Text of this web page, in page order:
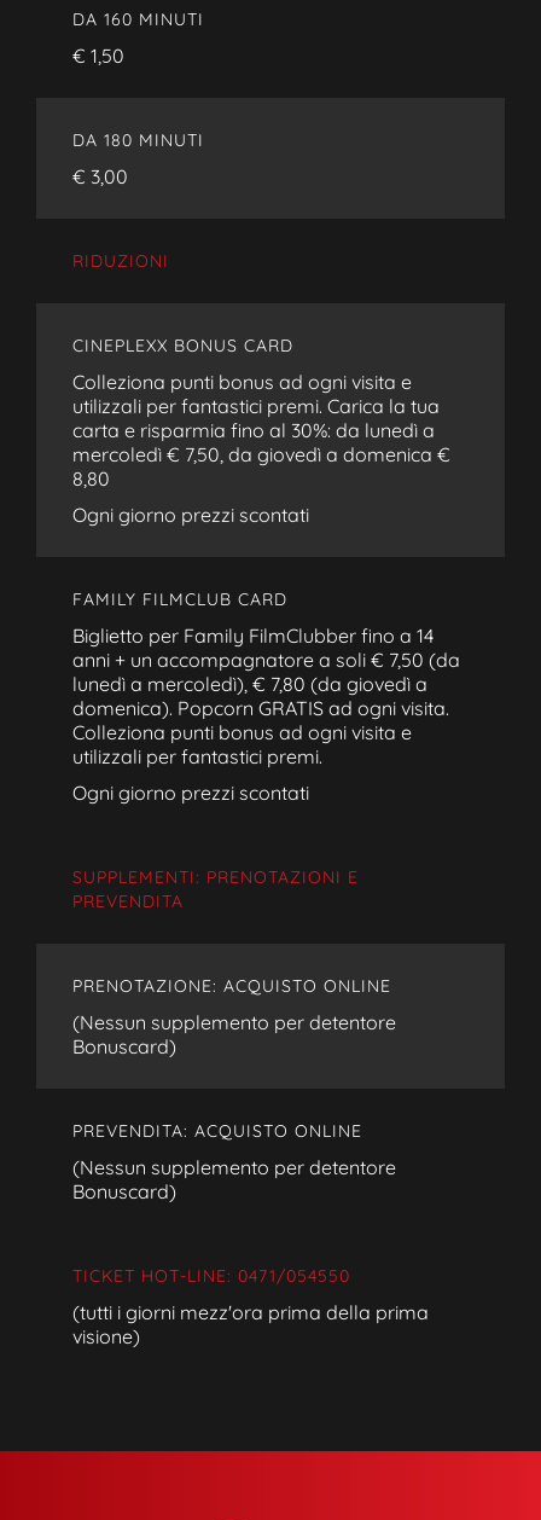
DA 160 MINUTI
€ 1,50
DA 180 MINUTI
€ 3,00
RIDUZIONI
CINEPLEXX BONUS CARD
Colleziona punti bonus ad ogni visita e
utilizzali per fantastici premi. Carica la tua
carta e risparmia fino al 30%: da lunedì a
mercoledì € 7,50, da giovedì a domenica €
8,80
Ogni giorno prezzi scontati
FAMILY FILMCLUB CARD
Biglietto per Family FilmClubber fino a 14
anni + un accompagnatore a soli € 7,50 (da
lunedì a mercoledì), € 7,80 (da giovedì a
domenica). Popcorn GRATIS ad ogni visita.
Colleziona punti bonus ad ogni visita e
utilizzali per fantastici premi.
Ogni giorno prezzi scontati
SUPPLEMENTI: PRENOTAZIONI E
PREVENDITA
PRENOTAZIONE: ACQUISTO ONLINE
(Nessun supplemento per detentore
Bonuscard)
PREVENDITA: ACQUISTO ONLINE
(Nessun supplemento per detentore
Bonuscard)
TICKET HOT-LINE: 0471/054550
(tutti i giorni mezz'ora prima della prima
visione)